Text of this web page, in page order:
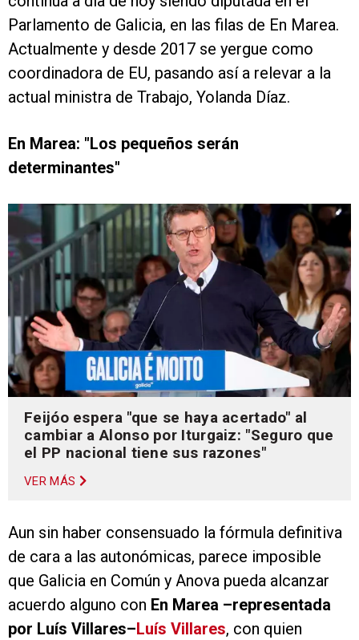
Parlamento de Galicia, en las filas de En Marea.
Actualmente y desde 2017 se yergue como
coordinadora de EU, pasando así a relevar a la
actual ministra de Trabajo, Yolanda Díaz.
En Marea: "Los pequeños serán
determinantes"
Feijóo espera "que se haya acertado" al
cambiar a Alonso por Iturgaiz: "Seguro que
el PP nacional tiene sus razones"
VER MÁS
Aun sin haber consensuado la fórmula definitiva
de cara a las autonómicas, parece imposible
que Galicia en Común y Anova pueda alcanzar
acuerdo alguno con En Marea –representada
por Luís Villares–Luís Villares, con quien